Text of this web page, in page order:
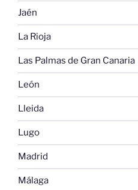
Jaén
La Rioja
Las Palmas de Gran Canaria
León
Lleida
Lugo
Madrid
Málaga